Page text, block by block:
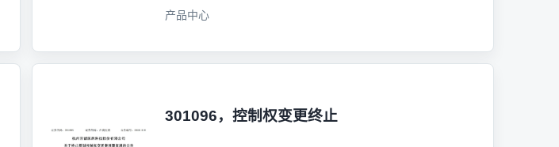
产品中心
301096，控制权变更终止